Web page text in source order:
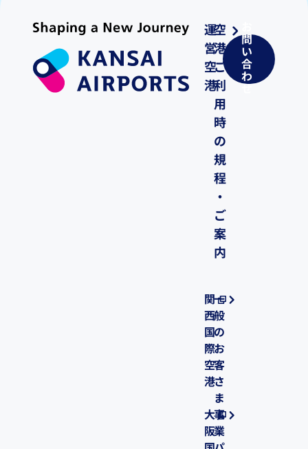
運
営
空
港
関
西
国
際
空
港
大
阪
空
港
ご
利
用
時
の
規
程
・
ご
案
内
一
般
の
お
客
さ
ま
事
業
問
い
合
わ
せ